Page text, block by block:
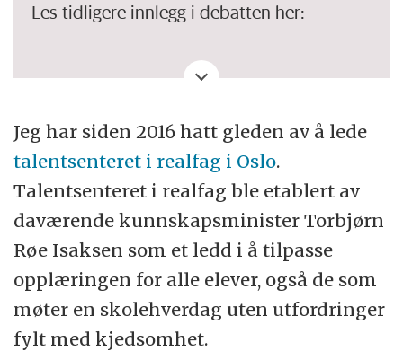
Les tidligere innlegg i debatten her:
Evnerike barn: Høy
som positivt
Åshild Berg-Brekkhus:Skolen må ikke
bli en talentkonkurranse for særlig
evnerike barn
Lykkelige barn:Det er ikke elitisme å gi
evnerike barn bedre læringsmiljø
Åshild Berg-Brekkhus:
Jeg har siden 2016 hatt gleden av å lede
talentsenteret i realfag i Oslo.
Talentsenteret i realfag ble etablert av
daværende kunnskapsminister Torbjørn
Røe Isaksen som et ledd i å tilpasse
opplæringen for alle elever, også de som
møter en skolehverdag uten utfordringer
fylt med kjedsomhet.